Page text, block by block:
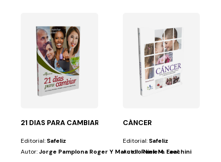
planteado esta...
de la Salud, el cáncer es una de las primeras causas...
21 DIAS PARA CAMBIAR
Editorial:Safeliz
Autor:Jorge Pamplona Roger Y Marcello Niek M. Leal
CÁNCER
Editorial:Safeliz
Autor:Raniero Facchini